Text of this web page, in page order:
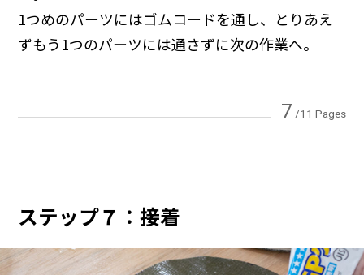
1つめのパーツにはゴムコードを通し、とりあえ
ずもう1つのパーツには通さずに次の作業へ。
7 /11 Pages
ステップ７：接着